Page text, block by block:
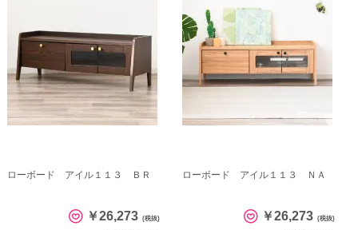
ローボード アイル１１３ ＢＲ
￥26,273 (税抜)
ローボード アイル１１３ ＮＡ
￥26,273 (税抜)